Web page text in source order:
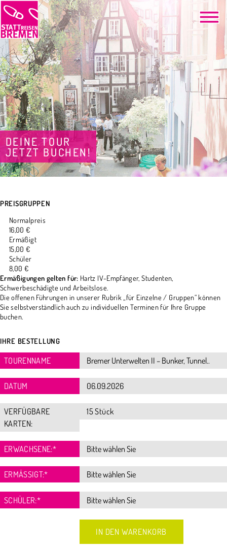
DEINE TOUR
JETZT BUCHEN!
PREISGRUPPEN
Normalpreis
16,00 €
Ermäßigt
15,00 €
Schüler
8,00 €
Ermäßigungen gelten für: Hartz IV-Empfänger, Studenten,
Schwerbeschädigte und Arbeitslose.
Die offenen Führungen in unserer Rubrik „für Einzelne / Gruppen“ können
Sie selbstverständlich auch zu individuellen Terminen für Ihre Gruppe
buchen.
IHRE BESTELLUNG
TOURENNAME
DATUM
VERFÜGBARE
KARTEN:
15 Stück
ERWACHSENE:*
ERMÄSSIGT:*
SCHÜLER:*